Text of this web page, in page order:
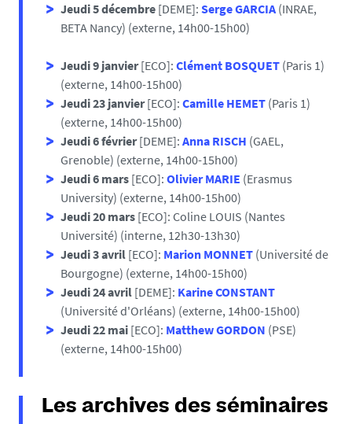
Jeudi 5 décembre [DEME]: Serge GARCIA (INRAE,
BETA Nancy) (externe, 14h00-15h00)
Jeudi 9 janvier[ECO]: Clément BOSQUET (Paris 1)
(externe, 14h00-15h00)
Jeudi 23 janvier[ECO]: Camille HEMET (Paris 1)
(externe, 14h00-15h00)
Jeudi 6 février[DEME]: Anna RISCH (GAEL,
Grenoble) (externe, 14h00-15h00)
Jeudi 6 mars [ECO]: Olivier MARIE (Erasmus
University) (externe, 14h00-15h00)
Jeudi 20 mars [ECO]: Coline LOUIS (Nantes
Université) (interne, 12h30-13h30)
Jeudi 3 avril [ECO]: Marion MONNET (Université de
Bourgogne) (externe, 14h00-15h00)
Jeudi 24 avril [DEME]: Karine CONSTANT
(Université d'Orléans) (externe, 14h00-15h00)
Jeudi 22 mai [ECO]: Matthew GORDON (PSE)
(externe, 14h00-15h00)
Les archives des séminaires